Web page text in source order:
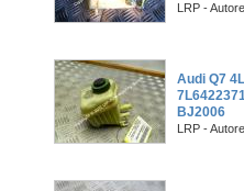
LRP -
Audi Q7
BJ2006
LRP -